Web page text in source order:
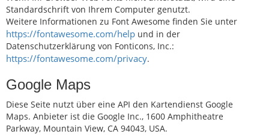
Standardschrift von Ihrem Computer genutzt.
Weitere Informationen zu Font Awesome finden Sie unter
https://fontawesome.com/help und in der
Datenschutzerklärung von Fonticons, Inc.:
https://fontawesome.com/privacy.
Google Maps
Diese Seite nutzt über eine API den Kartendienst Google
Maps. Anbieter ist die Google Inc., 1600 Amphitheatre
Parkway, Mountain View, CA 94043, USA.